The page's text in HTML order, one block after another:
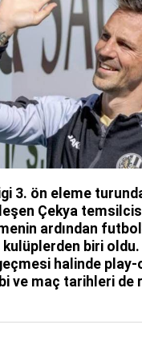
3. ön eleme
Çekya
ardından
kulüplerden biri
halinde
ve maç tarihleri de